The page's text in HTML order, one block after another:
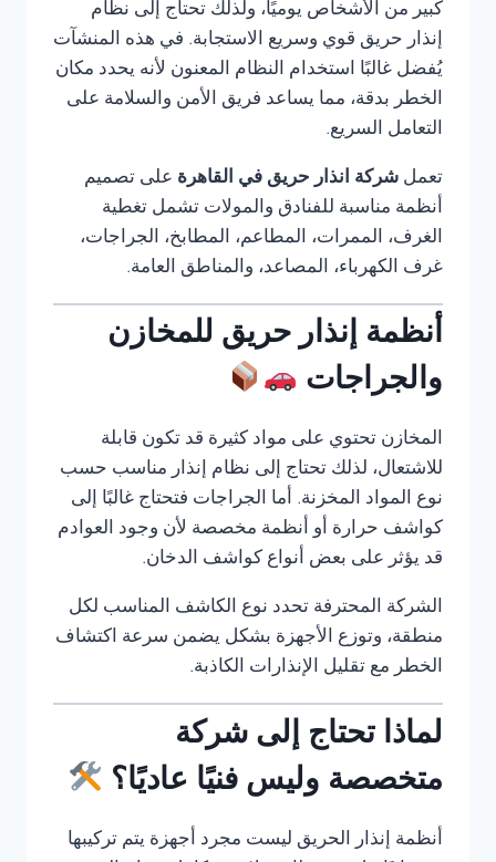
كبير من الأشخاص يوميًا، ولذلك تحتاج إلى نظام
إنذار حريق قوي وسريع الاستجابة. في هذه المنشآت
يُفضل غالبًا استخدام النظام المعنون لأنه يحدد مكان
الخطر بدقة، مما يساعد فريق الأمن والسلامة على
التعامل السريع.
تعمل شركة انذار حريق في القاهرة على تصميم
أنظمة مناسبة للفنادق والمولات تشمل تغطية
الغرف، الممرات، المطاعم، المطابخ، الجراجات،
غرف الكهرباء، المصاعد، والمناطق العامة.
أنظمة إنذار حريق للمخازن
والجراجات
المخازن تحتوي على مواد كثيرة قد تكون قابلة
للاشتعال، لذلك تحتاج إلى نظام إنذار مناسب حسب
نوع المواد المخزنة. أما الجراجات فتحتاج غالبًا إلى
كواشف حرارة أو أنظمة مخصصة لأن وجود العوادم
قد يؤثر على بعض أنواع كواشف الدخان.
الشركة المحترفة تحدد نوع الكاشف المناسب لكل
منطقة، وتوزع الأجهزة بشكل يضمن سرعة اكتشاف
الخطر مع تقليل الإنذارات الكاذبة.
لماذا تحتاج إلى شركة
متخصصة وليس فنيًا عاديًا؟
أنظمة إنذار الحريق ليست مجرد أجهزة يتم تركيبها